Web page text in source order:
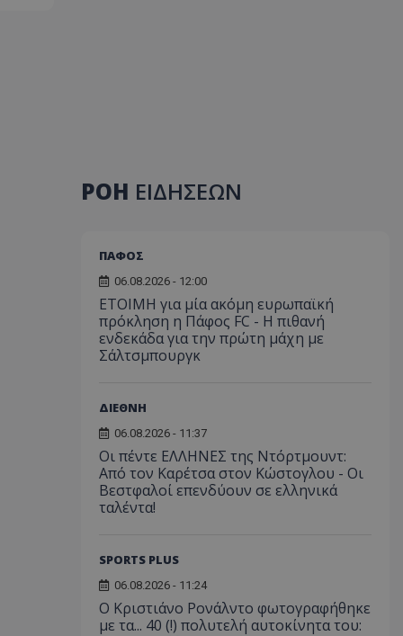
ΡΟΗ ΕΙΔΗΣΕΩΝ
ΠΑΦΟΣ
06.08.2026 - 12:00
ΕΤΟΙΜΗ για μία ακόμη ευρωπαϊκή
πρόκληση η Πάφος FC - Η πιθανή
ενδεκάδα για την πρώτη μάχη με
Σάλτσμπουργκ
ΔΙΕΘΝΗ
06.08.2026 - 11:37
Οι πέντε ΕΛΛΗΝΕΣ της Ντόρτμουντ:
Από τον Καρέτσα στον Κώστογλου - Οι
Βεστφαλοί επενδύουν σε ελληνικά
ταλέντα!
SPORTS PLUS
06.08.2026 - 11:24
Ο Κριστιάνο Ρονάλντο φωτογραφήθηκε
με τα... 40 (!) πολυτελή αυτοκίνητα του: